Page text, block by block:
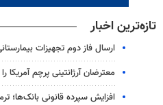
تازه‌ترین اخبار
ارسال فاز دوم تجهیزات
معترضان آرژانتینی پرچم آمریکا
افزایش سپرده قانونی بانک‌ها؛